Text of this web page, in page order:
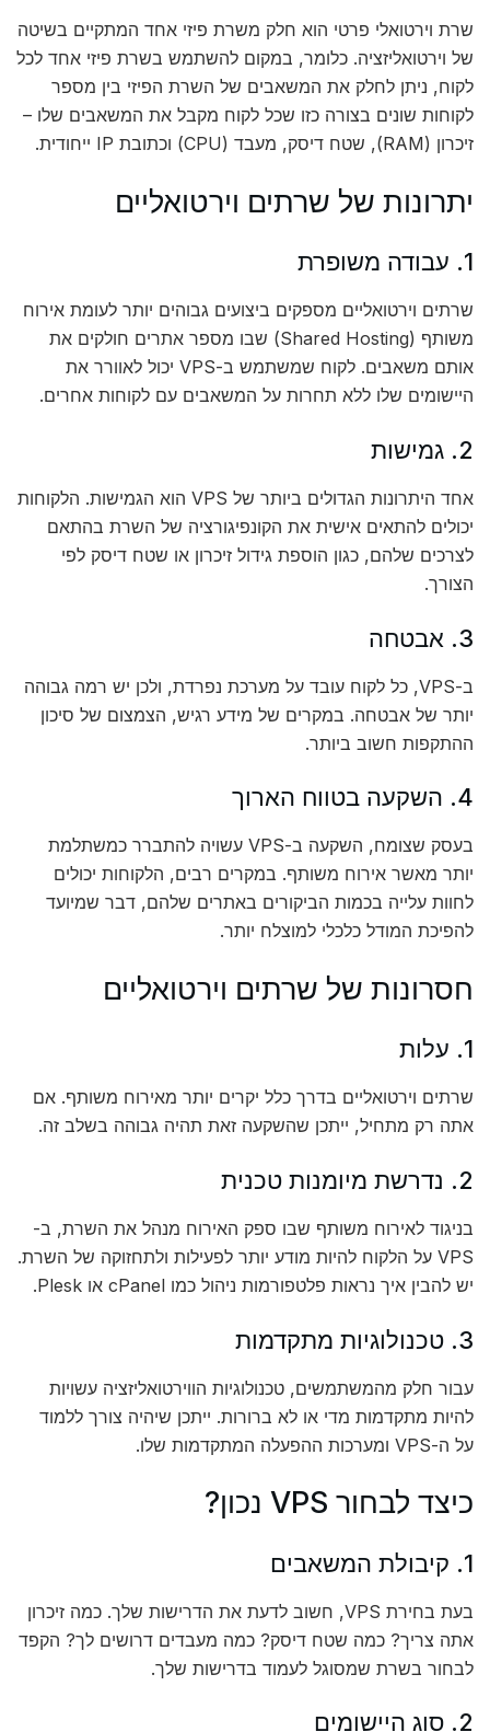
שרת וירטואלי פרטי הוא חלק משרת פיזי אחד המתקיים בשיטה
של וירטואליזציה. כלומר, במקום להשתמש בשרת פיזי אחד לכל
לקוח, ניתן לחלק את המשאבים של השרת הפיזי בין מספר
לקוחות שונים בצורה כזו שכל לקוח מקבל את המשאבים שלו –
זיכרון (RAM), שטח דיסק, מעבד (CPU) וכתובת IP ייחודית.
יתרונות של שרתים וירטואליים
1. עבודה משופרת
שרתים וירטואליים מספקים ביצועים גבוהים יותר לעומת אירוח
משותף (Shared Hosting) שבו מספר אתרים חולקים את
אותם משאבים. לקוח שמשתמש ב-VPS יכול לאוורר את
היישומים שלו ללא תחרות על המשאבים עם לקוחות אחרים.
2. גמישות
אחד היתרונות הגדולים ביותר של VPS הוא הגמישות. הלקוחות
יכולים להתאים אישית את הקונפיגורציה של השרת בהתאם
לצרכים שלהם, כגון הוספת גידול זיכרון או שטח דיסק לפי
הצורך.
3. אבטחה
ב-VPS, כל לקוח עובד על מערכת נפרדת, ולכן יש רמה גבוהה
יותר של אבטחה. במקרים של מידע רגיש, הצמצום של סיכון
ההתקפות חשוב ביותר.
4. השקעה בטווח הארוך
בעסק שצומח, השקעה ב-VPS עשויה להתברר כמשתלמת
יותר מאשר אירוח משותף. במקרים רבים, הלקוחות יכולים
לחוות עלייה בכמות הביקורים באתרים שלהם, דבר שמיועד
להפיכת המודל כלכלי למוצלח יותר.
חסרונות של שרתים וירטואליים
1. עלות
שרתים וירטואליים בדרך כלל יקרים יותר מאירוח משותף. אם
אתה רק מתחיל, ייתכן שהשקעה זאת תהיה גבוהה בשלב זה.
2. נדרשת מיומנות טכנית
בניגוד לאירוח משותף שבו ספק האירוח מנהל את השרת, ב-
VPS על הלקוח להיות מודע יותר לפעילות ולתחזוקה של השרת.
יש להבין איך נראות פלטפורמות ניהול כמו cPanel או Plesk.
3. טכנולוגיות מתקדמות
עבור חלק מהמשתמשים, טכנולוגיות הווירטואליזציה עשויות
להיות מתקדמות מדי או לא ברורות. ייתכן שיהיה צורך ללמוד
על ה-VPS ומערכות ההפעלה המתקדמות שלו.
כיצד לבחור VPS נכון?
1. קיבולת המשאבים
בעת בחירת VPS, חשוב לדעת את הדרישות שלך. כמה זיכרון
אתה צריך? כמה שטח דיסק? כמה מעבדים דרושים לך? הקפד
לבחור בשרת שמסוגל לעמוד בדרישות שלך.
2. סוג היישומים